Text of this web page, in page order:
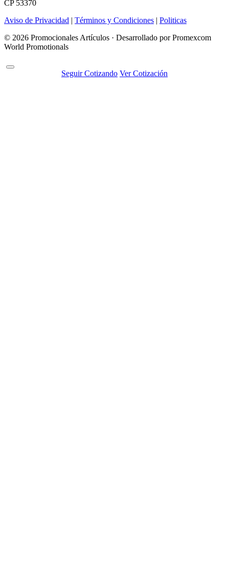
CP 53370
Aviso de Privacidad | Términos y Condiciones | Politicas
© 2026 Promocionales Artículos · Desarrollado por Promexcom
World Promotionals
Seguir Cotizando Ver Cotización